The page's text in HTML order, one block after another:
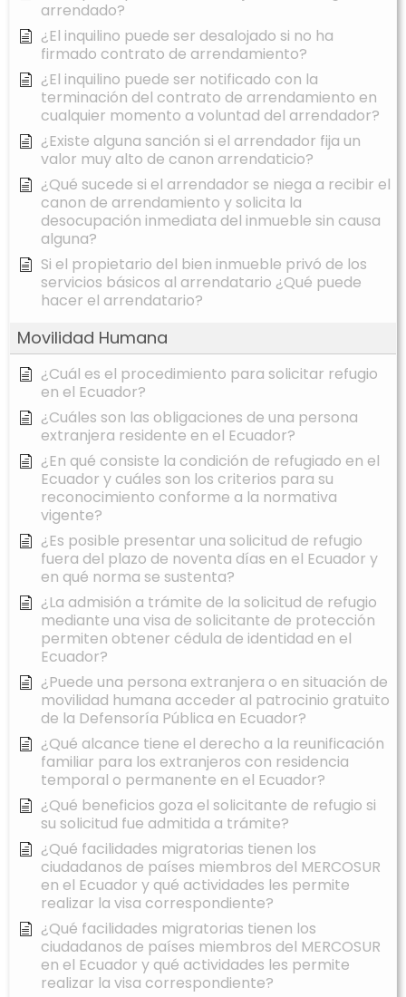
arrendado?
¿El inquilino puede ser desalojado si no ha
firmado contrato de arrendamiento?
¿El inquilino puede ser notificado con la
terminación del contrato de arrendamiento en
cualquier momento a voluntad del arrendador?
¿Existe alguna sanción si el arrendador fija un
valor muy alto de canon arrendaticio?
¿Qué sucede si el arrendador se niega a recibir el
canon de arrendamiento y solicita la
desocupación inmediata del inmueble sin causa
alguna?
Si el propietario del bien inmueble privó de los
servicios básicos al arrendatario ¿Qué puede
hacer el arrendatario?
Movilidad Humana
¿Cuál es el procedimiento para solicitar refugio
en el Ecuador?
¿Cuáles son las obligaciones de una persona
extranjera residente en el Ecuador?
¿En qué consiste la condición de refugiado en el
Ecuador y cuáles son los criterios para su
reconocimiento conforme a la normativa
vigente?
¿Es posible presentar una solicitud de refugio
fuera del plazo de noventa días en el Ecuador y
en qué norma se sustenta?
¿La admisión a trámite de la solicitud de refugio
mediante una visa de solicitante de protección
permiten obtener cédula de identidad en el
Ecuador?
¿Puede una persona extranjera o en situación de
movilidad humana acceder al patrocinio gratuito
de la Defensoría Pública en Ecuador?
¿Qué alcance tiene el derecho a la reunificación
familiar para los extranjeros con residencia
temporal o permanente en el Ecuador?
¿Qué beneficios goza el solicitante de refugio si
su solicitud fue admitida a trámite?
¿Qué facilidades migratorias tienen los
ciudadanos de países miembros del MERCOSUR
en el Ecuador y qué actividades les permite
realizar la visa correspondiente?
¿Qué facilidades migratorias tienen los
ciudadanos de países miembros del MERCOSUR
en el Ecuador y qué actividades les permite
realizar la visa correspondiente?